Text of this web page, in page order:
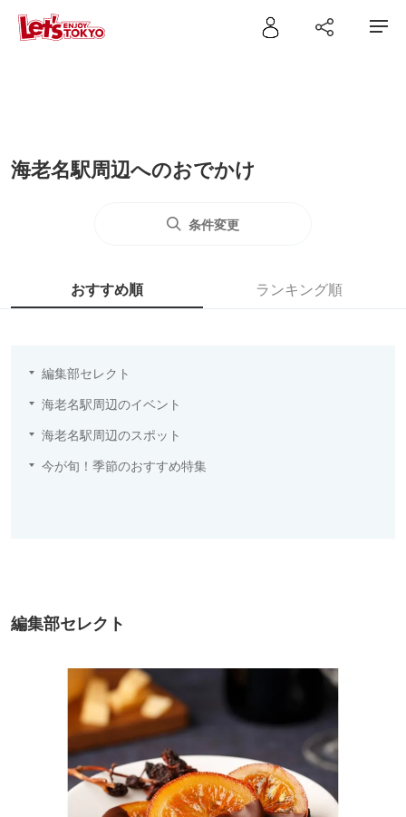
海老名駅周辺へのおでかけ
条件変更
おすすめ順 ランキング順
編集部セレクト
海老名駅周辺のイベント
海老名駅周辺のスポット
今が旬！季節のおすすめ特集
編集部セレクト